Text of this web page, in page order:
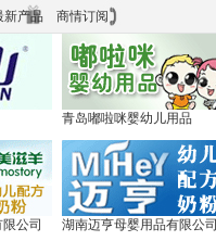
新产品 商情订阅
青岛嘟啦咪婴幼儿用品
公司 湖南迈亨母婴用品有限公司